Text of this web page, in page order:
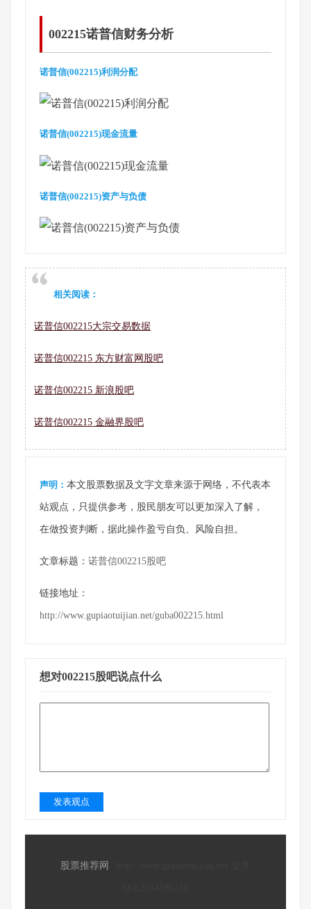
002215诺普信财务分析
诺普信(002215)利润分配
诺普信(002215)现金流量
诺普信(002215)资产与负债
相关阅读：
诺普信002215大宗交易数据
诺普信002215 东方财富网股吧
诺普信002215 新浪股吧
诺普信002215 金融界股吧
声明： 本文股票数据及文字文章来源于网络，不代表本
站观点，只提供参考，股民朋友可以更加深入了解，
在做投资判断，据此操作盈亏自负、风险自担。
文章标题： 诺普信002215股吧
链接地址：
http://www.gupiaotuijian.net/guba002215.html
想对002215股吧说点什么
发表观点
股票推荐网